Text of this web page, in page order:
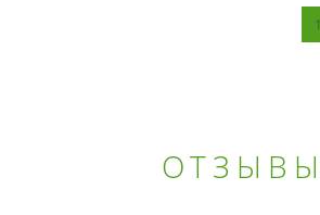
1
ОТЗЫВЫ